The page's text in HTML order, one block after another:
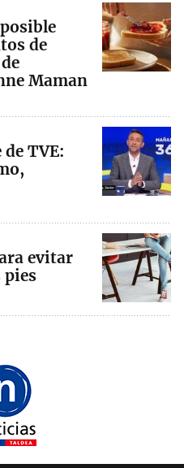
de
Maman
TVE:
evitar
pies